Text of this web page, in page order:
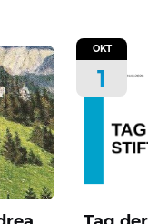
OKT
1